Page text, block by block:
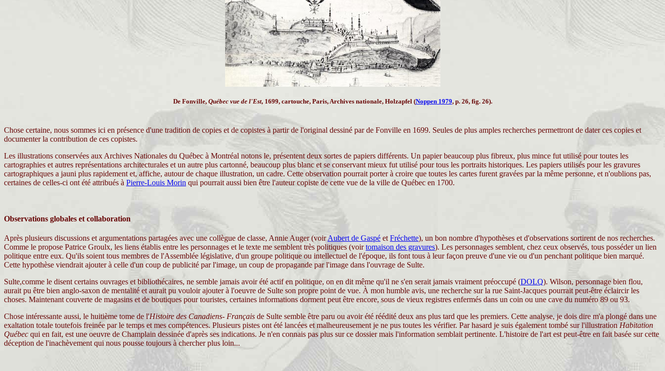
De Fonville, Québec vue de l'Est, 1699, cartouche, Paris, Archives nationale, Holzapfel (Noppen 1979, p. 26, fig. 26).
Chose certaine, nous sommes ici en présence d'une tradition de copies et de copistes à partir de l'original dessiné par de Fonville en 1699. Seules de plus amples recherches permettront de dater ces copies et
documenter la contribution de ces copistes.
Les illustrations conservées aux Archives Nationales du Québec à Montréal notons le, présentent deux sortes de papiers différents. Un papier beaucoup plus fibreux, plus mince fut utilisé pour toutes les
cartographies et autres représentations architecturales et un autre plus cartonné, beaucoup plus blanc et se conservant mieux fut utilisé pour tous les portraits historiques. Les papiers utilisés pour les gravures
cartographiques a jauni plus rapidement et, affiche, autour de chaque illustration, un cadre. Cette observation pourrait porter à croire que toutes les cartes furent gravées par la même personne, et n'oublions pas,
certaines de celles-ci ont été attribués à Pierre-Louis Morin qui pourrait aussi bien être l'auteur copiste de cette vue de la ville de Québec en 1700.
Observations globales et collaboration
Après plusieurs discussions et argumentations partagées avec une collègue de classe, Annie Auger (voirAubert de Gaspé et Fréchette), un bon nombre d'hypothèses et d'observations sortirent de nos recherches.
Comme le propose Patrice Groulx, les liens établis entre les personnages et le texte me semblent très politiques (voirtomaison des gravures). Les personnages semblent, chez ceux observés, tous posséder un lien
politique entre eux. Qu'ils soient tous membres de l'Assemblée législative, d'un groupe politique ou intellectuel de l'époque, ils font tous à leur façon preuve d'une vie ou d'un penchant politique bien marqué.
Cette hypothèse viendrait ajouter à celle d'un coup de publicité par l'image, un coup de propagande par l'image dans l'ouvrage de Sulte.
Sulte,comme le disent certains ouvrages et bibliothécaires, ne semble jamais avoir été actif en politique, on en dit même qu'il ne s'en serait jamais vraiment préoccupé (DOLQ). Wilson, personnage bien flou,
aurait pu être bien anglo-saxon de mentalité et aurait pu vouloir ajouter à l'oeuvre de Sulte son propre point de vue. À mon humble avis, une recherche sur la rue Saint-Jacques pourrait peut-être éclaircir les
choses. Maintenant couverte de magasins et de boutiques pour touristes, certaines informations dorment peut être encore, sous de vieux registres enfermés dans un coin ou une cave du numéro 89 ou 93.
Chose intéressante aussi, le huitième tome de l'Histoire des Canadiens- Français de Sulte semble être paru ou avoir été réédité deux ans plus tard que les premiers. Cette analyse, je dois dire m'a plongé dans une
exaltation totale toutefois freinée par le temps et mes compétences. Plusieurs pistes ont été lancées et malheureusement je ne pus toutes les vérifier. Par hasard je suis également tombé sur l'illustration Habitation
Québec qui en fait, est une oeuvre de Champlain dessinée d'après ses indications. Je n'en connais pas plus sur ce dossier mais l'information semblait pertinente. L'histoire de l'art est peut-être en fait basée sur cette
déception de l'inachèvement qui nous pousse toujours à chercher plus loin...